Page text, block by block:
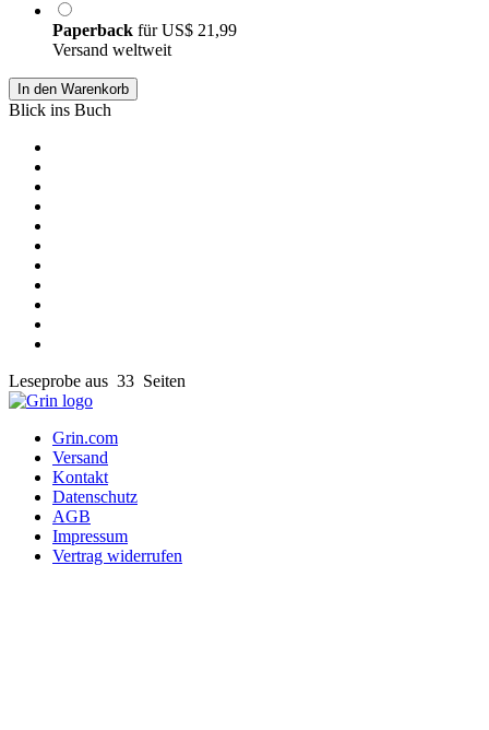
Paperback fürUS$ 21,99
Versand weltweit
In den Warenkorb
Blick ins Buch
Leseprobe aus 33 Seiten
Grin.com
Versand
Kontakt
Datenschutz
AGB
Impressum
Vertrag widerrufen